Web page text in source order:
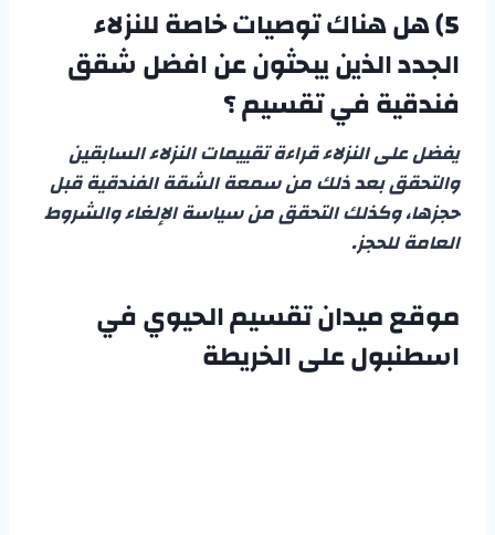
5) هل هناك توصيات خاصة للنزلاء
الجدد الذين يبحثون عنافضل شقق
فندقية في تقسيم؟
يفضل على النزلاء قراءة تقييمات النزلاء السابقين
والتحقق بعد ذلك من سمعة الشقة الفندقية قبل
حجزها، وكذلك التحقق من سياسة الإلغاء والشروط
العامة للحجز.
موقع ميدان تقسيم الحيوي في
اسطنبول على الخريطة